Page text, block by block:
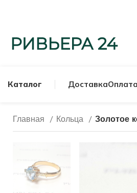
Каталог ДоставкаОплата
Главная Кольца Золотое